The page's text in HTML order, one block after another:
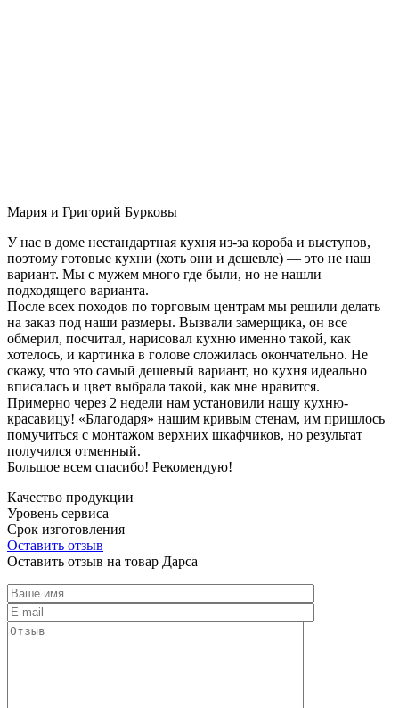
Мария и Григорий Бурковы
У нас в доме нестандартная кухня из-за короба и выступов,
поэтому готовые кухни (хоть они и дешевле) — это не наш
вариант. Мы с мужем много где были, но не нашли
подходящего варианта.
После всех походов по торговым центрам мы решили делать
на заказ под наши размеры. Вызвали замерщика, он все
обмерил, посчитал, нарисовал кухню именно такой, как
хотелось, и картинка в голове сложилась окончательно. Не
скажу, что это самый дешевый вариант, но кухня идеально
вписалась и цвет выбрала такой, как мне нравится.
Примерно через 2 недели нам установили нашу кухню-
красавицу! «Благодаря» нашим кривым стенам, им пришлось
помучиться с монтажом верхних шкафчиков, но результат
получился отменный.
Большое всем спасибо! Рекомендую!
Качество продукции
Уровень сервиса
Срок изготовления
Оставить отзыв
Оставить отзыв на товар Дарса